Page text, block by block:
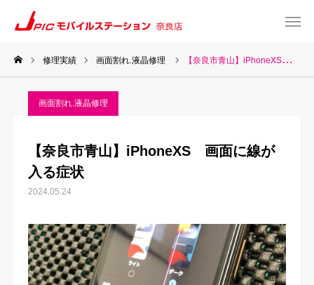
修理実績 画面割れ.液晶修理 【奈良市青山】iPhoneXS 画面に線が入る症状
画面割れ.液晶修理
【奈良市青山】iPhoneXS 画面に線が
入る症状
2024.05.24
web予約
TOP
about US
お知らせ